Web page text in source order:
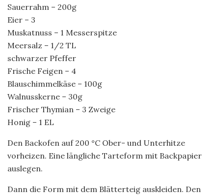
Sauerrahm – 200g
Eier – 3
Muskatnuss – 1 Messerspitze
Meersalz – 1/2 TL
schwarzer Pfeffer
Frische Feigen – 4
Blauschimmelkäse – 100g
Walnusskerne – 30g
Frischer Thymian – 3 Zweige
Honig – 1 EL
Den Backofen auf 200 °C Ober- und Unterhitze
vorheizen. Eine längliche Tarteform mit Backpapier
auslegen.
Dann die Form mit dem Blätterteig auskleiden. Den